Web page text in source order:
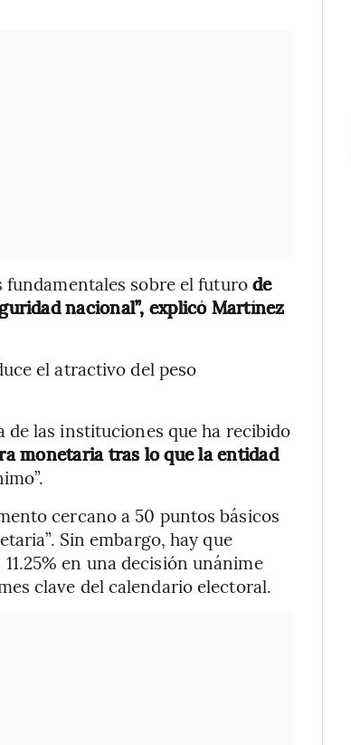
fundamentales sobre el futurode
nacional”, explicó Martínez
el atractivo del peso
de las instituciones que ha recibido
monetaria tras lo que la entidad
cercano a 50 puntos básicos
Sin embargo, hay que
en una decisión unánime
clave del calendario electoral.